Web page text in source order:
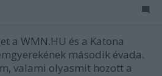
a WMN.HU és a Katona
második évada.
valami olyasmit hozott a